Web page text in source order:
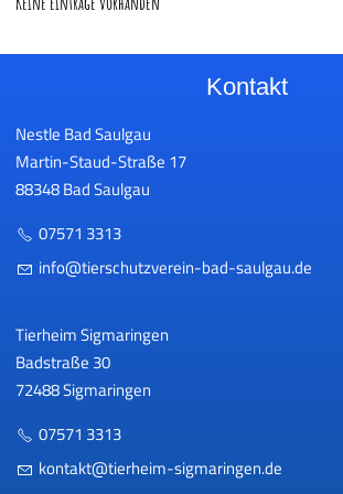
Kontakt
Nestle Bad Saulgau
Martin-Staud-Straße 17
88348 Bad Saulgau
07571 3313
nf
t rsch tzv r n-b d-s lg d
Tierheim Sigmaringen
Badstraße 30
72488 Sigmaringen
07571 3313
k nt kt t rh m-sgm rng nd